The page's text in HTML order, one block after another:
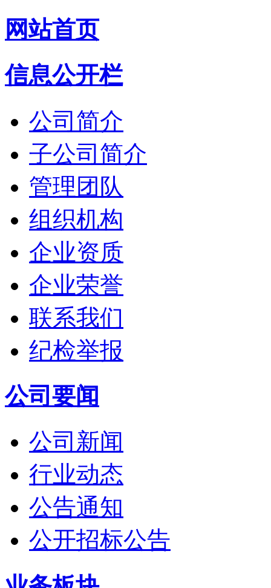
网站首页
信息公开栏
公司简介
子公司简介
管理团队
组织机构
企业资质
企业荣誉
联系我们
纪检举报
公司要闻
公司新闻
行业动态
公告通知
公开招标公告